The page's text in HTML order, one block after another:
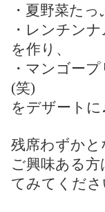
・夏野菜た
・レンチン
を作り、
・マンゴー
(笑)
をデザートに
残席わずかと
ご興味ある
てみてくださ